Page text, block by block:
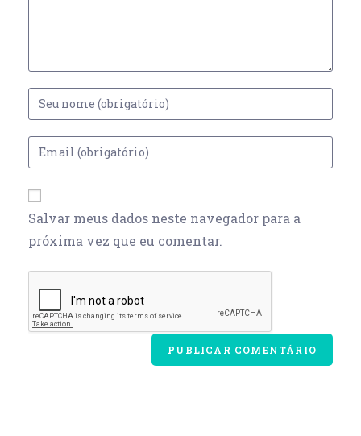
Salvar meus dados neste navegador para a
próxima vez que eu comentar.